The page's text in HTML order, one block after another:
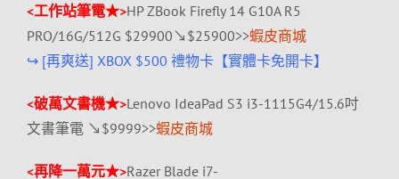
<工作站筆電★>HP ZBook Firefly 14 G10A R5
PRO/16G/512G $29900↘$25900>>蝦皮商城
↪ [再爽送] XBOX $500 禮物卡【實體卡免開卡】
<破萬文書機★>Lenovo IdeaPad S3 i3-1115G4/15.6吋
文書筆電 ↘$9999>>蝦皮商城
<再降一萬元★>Razer Blade i7-